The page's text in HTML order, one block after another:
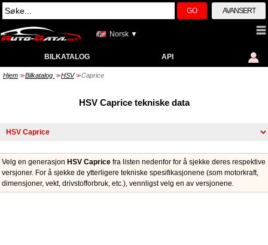
GO AVANSERT
Norsk ▼
BILKATALOG API
Hjem >> Bilkatalog >> HSV >> Caprice
HSV Caprice tekniske data
Velg en generasjon HSV Caprice fra listen nedenfor for å sjekke deres respektive
versjoner. For å sjekke de ytterligere tekniske spesifikasjonene (som motorkraft,
dimensjoner, vekt, drivstofforbruk, etc.), vennligst velg en av versjonene.